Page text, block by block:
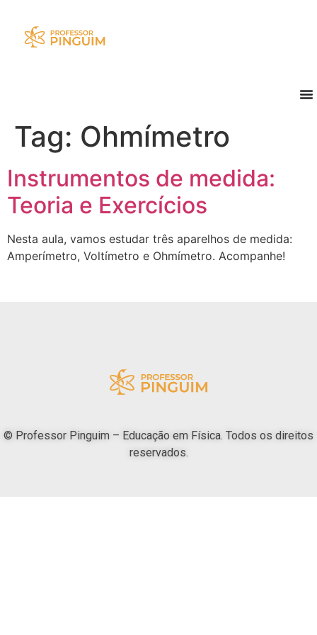
Tag: Ohmímetro
Instrumentos de medida:
Teoria e Exercícios
Nesta aula, vamos estudar três aparelhos de medida:
Amperímetro, Voltímetro e Ohmímetro. Acompanhe!
© Professor Pinguim – Educação em Física. Todos os direitos
reservados.